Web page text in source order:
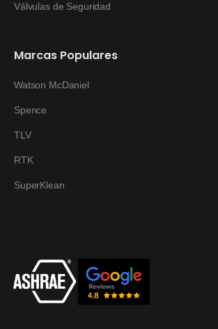
Válvulas de Seguridad
Marcas Populares
Watson McDaniel
Spence
TLV
RTK
SuperKlean